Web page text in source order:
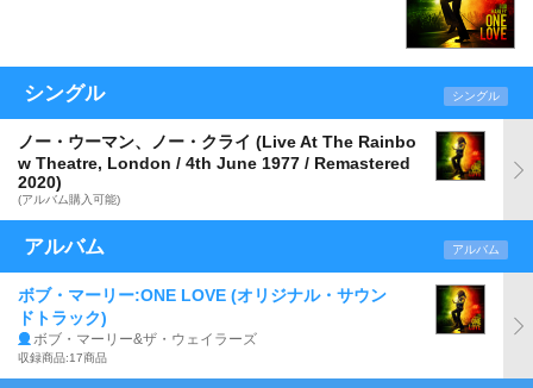
シングル シングル
ノー・ウーマン、ノー・クライ (Live At The Rainbo
w Theatre, London / 4th June 1977 / Remastered
2020)
(アルバム購入可能)
アルバム アルバム
ボブ・マーリー:ONE LOVE (オリジナル・サウン
ドトラック)
ボブ・マーリー&ザ・ウェイラーズ
収録商品:17商品